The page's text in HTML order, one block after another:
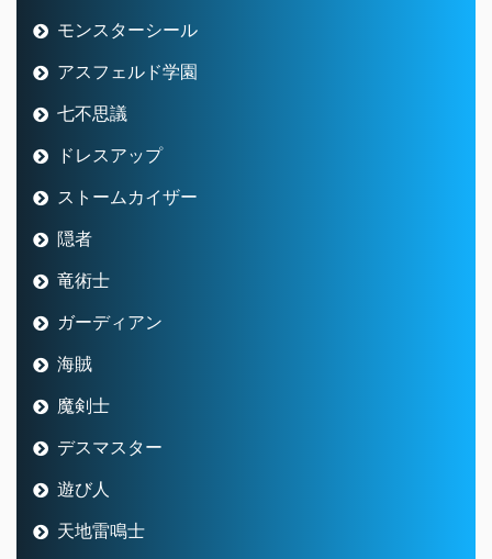
モンスターシール
アスフェルド学園
七不思議
ドレスアップ
ストームカイザー
隠者
竜術士
ガーディアン
海賊
魔剣士
デスマスター
遊び人
天地雷鳴士